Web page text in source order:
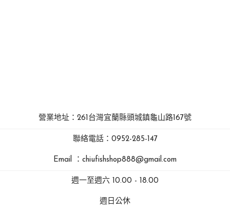
營業地址：261台灣宜蘭縣頭城鎮龜山路167號
聯絡電話：0952-285-147
Email ：chiufishshop888@gmail.com
週一至週六 10.00 - 18.00
週日公休